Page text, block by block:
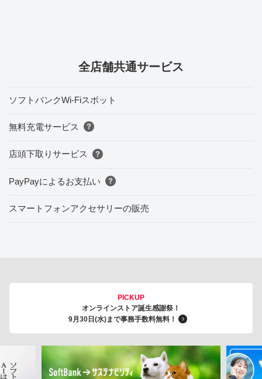
全店舗共通サービス
ソフトバンクWi-Fiスポット
無料充電サービス
店頭下取りサービス
PayPayによるお支払い
スマートフォンアクセサリーの販売
PICKUP
オンラインストア誕生感謝祭！
9月30日(水)まで事務手数料無料！